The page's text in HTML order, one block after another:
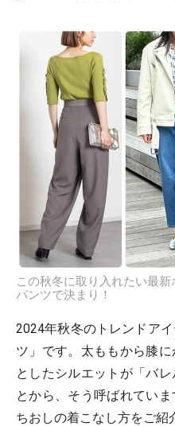
この秋冬に取り入れたい最
パンツで決まり！
2024年秋冬のトレンドア
ツ」です。太ももから膝
としたシルエットが「バ
とから、そう呼ばれてい
ちおしの着こなし方をご紹